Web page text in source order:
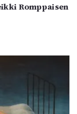
Romppaisen